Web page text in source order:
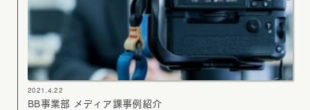
2021.4.22
BB事業部 メディア課事例紹介